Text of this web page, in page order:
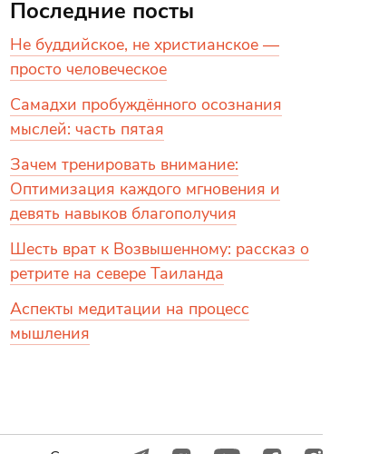
Последние посты
Не буддийское, не христианское —
просто человеческое
Самадхи пробуждённого осознания
мыслей: часть пятая
Зачем тренировать внимание:
Оптимизация каждого мгновения и
девять навыков благополучия
Шесть врат к Возвышенному: рассказ о
ретрите на севере Таиланда
Аспекты медитации на процесс
мышления